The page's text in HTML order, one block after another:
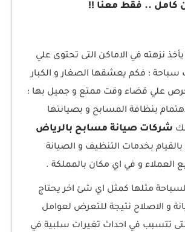
كامل .. فقط معنا !!
نزهته في الاماكن التى تحتوى علي
؛ فكم يعشقها الصغار و الكبار
علي قضاء وقت ممتع و جميل بها ؛
بنظافة المسابح و بصيانتها
شركات صيانة مسابح بالرياض
بخدمات التنظيف و الصيانة
و في اي مكان بالمملكة .
مثلها كمثل اي شئ اخر يحتاج
و الاصلاح نتيجة للتعرض لعوامل
تتسبب في احداث تغيرات سلبية في